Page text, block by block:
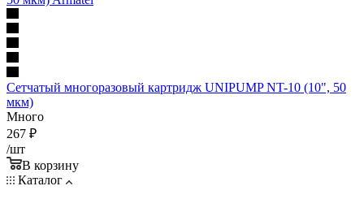
Сетчатый многоразовый картридж UNIPUMP NT-10 (10", 50
мкм)
Много
267 ₽
/шт
В корзину
Каталог